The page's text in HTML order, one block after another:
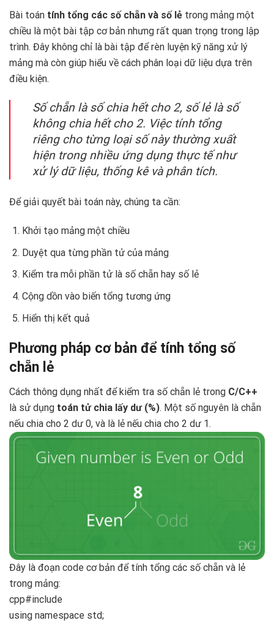
Bài toán tính tổng các số chẵn và số lẻ trong mảng một
chiều là một bài tập cơ bản nhưng rất quan trọng trong lập
trình. Đây không chỉ là bài tập để rèn luyện kỹ năng xử lý
mảng mà còn giúp hiểu về cách phân loại dữ liệu dựa trên
điều kiện.
Số chẵn là số chia hết cho 2, số lẻ là số
không chia hết cho 2. Việc tính tổng
riêng cho từng loại số này thường xuất
hiện trong nhiều ứng dụng thực tế như
xử lý dữ liệu, thống kê và phân tích.
Để giải quyết bài toán này, chúng ta cần:
Khởi tạo mảng một chiều
Duyệt qua từng phần tử của mảng
Kiểm tra mỗi phần tử là số chẵn hay số lẻ
Cộng dồn vào biến tổng tương ứng
Hiển thị kết quả
Phương pháp cơ bản để tính tổng số
chẵn lẻ
Cách thông dụng nhất để kiểm tra số chẵn lẻ trong C/C++
là sử dụng toán tử chia lấy dư (%). Một số nguyên là chẵn
nếu chia cho 2 dư 0, và là lẻ nếu chia cho 2 dư 1.
Đây là đoạn code cơ bản để tính tổng các số chẵn và lẻ
trong mảng:
cpp#include
using namespace std;